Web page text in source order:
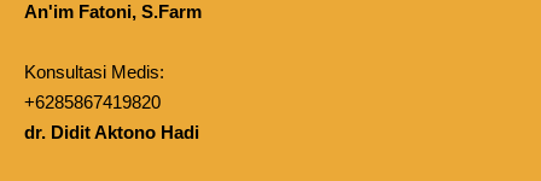
An'im Fatoni, S.Farm
Konsultasi Medis:
+6285867419820
dr. Didit Aktono Hadi